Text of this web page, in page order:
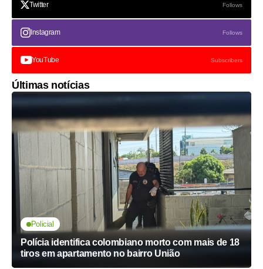
Twitter Follows
Instagram Follows
YouTube Subscribers
Últimas notícias
Policial
Polícia identifica colombiano morto com mais de 18
tiros em apartamento no bairro União